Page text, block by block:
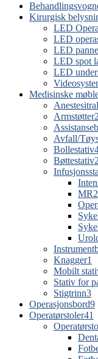
Kirurgisk
LED
LED
LED
LED spot
LED
Medisinske
Armstøtter2
Avfall/
Bollestativ
Bøttestativ2
MR2
Knagger1
Mobilt
Stativ for
Stigtrinn3
Operasjonsbord9
Operatørstoler41